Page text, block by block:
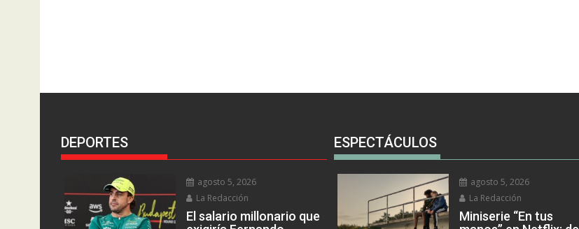
DEPORTES
agosto 5, 2026
La Redacción
El salario millonario que
ESPECTÁCULOS
agosto 5, 2026
La Redacción
Miniserie “En tus